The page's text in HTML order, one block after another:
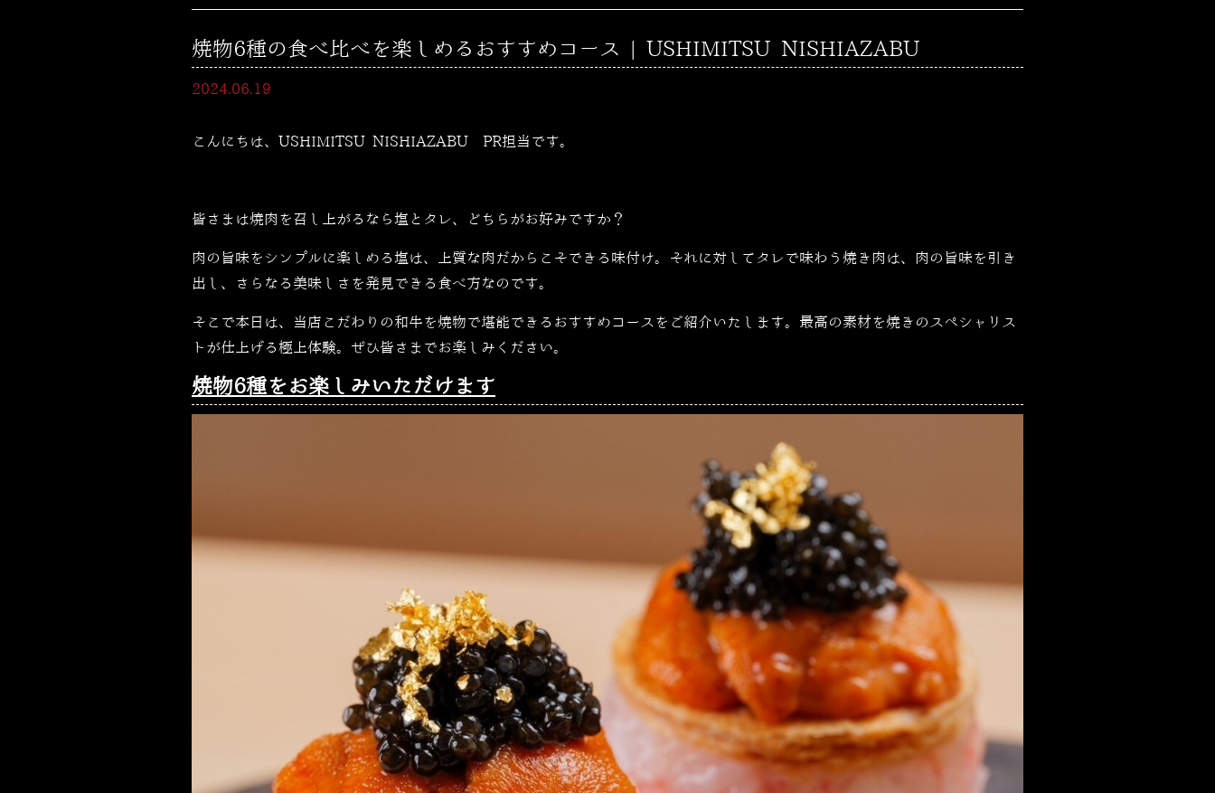
焼物6種の食べ比べを楽しめるおすすめコース | USHIMITSU NISHIAZABU
2024.06.19
こんにちは、USHIMITSU NISHIAZABU PR担当です。
皆さまは焼肉を召し上がるなら塩とタレ、どちらがお好みですか？
肉の旨味をシンプルに楽しめる塩は、上質な肉だからこそできる味付け。それに対してタレで味わう焼き肉は、肉の旨味を引き
出し、さらなる美味しさを発見できる食べ方なのです。
そこで本日は、当店こだわりの和牛を焼物で堪能できるおすすめコースをご紹介いたします。最高の素材を焼きのスペシャリス
トが仕上げる極上体験。ぜひ皆さまでお楽しみください。
焼物6種をお楽しみいただけます